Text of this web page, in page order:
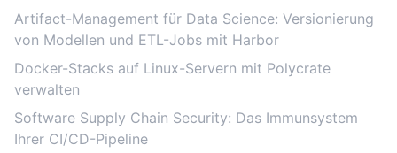
Artifact-Management für Data Science: Versionierung
von Modellen und ETL-Jobs mit Harbor
Docker-Stacks auf Linux-Servern mit Polycrate
verwalten
Software Supply Chain Security: Das Immunsystem
Ihrer CI/CD-Pipeline